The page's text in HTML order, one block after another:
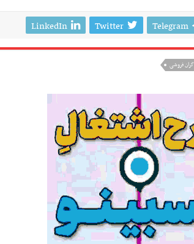
Telegram
Twitter
LinkedIn
گران فروشی